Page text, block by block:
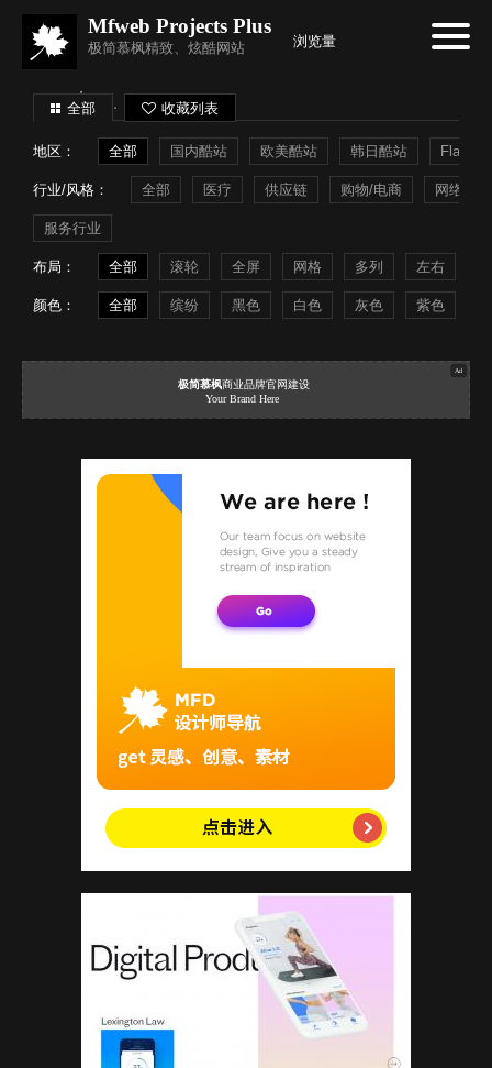
Mfweb Projects Plus
极简慕枫精致、炫酷网站 浏览量
全部 收藏列表
地区： 全部 国内酷站 欧美酷站 韩日酷站 Flash
行业/风格： 全部 医疗 供应链 购物/电商 网络系统
服务行业
布局： 全部 滚轮 全屏 网格 多列 左右
颜色： 全部 缤纷 黑色 白色 灰色 紫色